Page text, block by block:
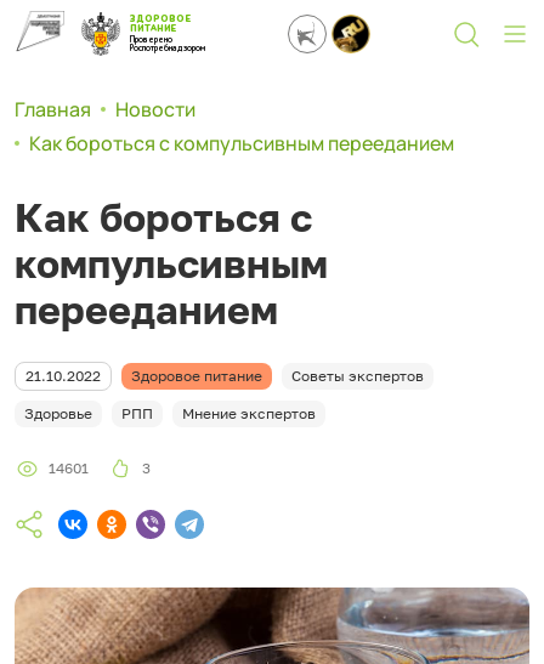
ЗДОРОВОЕ
ПИТАНИЕ
Проверено
Роспотребнадзором
Главная
Новости
Как бороться с компульсивным перееданием
Как бороться с
компульсивным
перееданием
21.10.2022 Здоровое питание Советы экспертов
Здоровье РПП Мнение экспертов
14601 3